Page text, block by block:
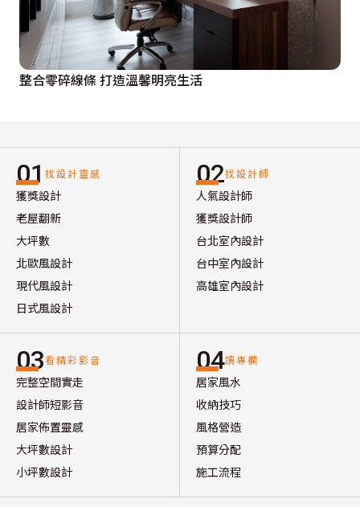
整合零碎線條 打造溫馨明亮生活
01 找設計靈感
獲獎設計
老屋翻新
大坪數
北歐風設計
現代風設計
日式風設計
02找設計師
人氣設計師
獲獎設計師
台北室內設計
台中室內設計
高雄室內設計
03看精彩影音
完整空間實走
設計師短影音
居家佈置靈感
大坪數設計
小坪數設計
04讀專欄
居家風水
收納技巧
風格營造
預算分配
施工流程